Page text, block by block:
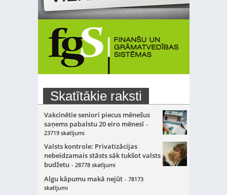
Skatītākie raksti
Vakcinētie seniori piecus mēnešus
saņems pabalstu 20 eiro mēnesī -
23719 skatījumi
Valsts kontrole: Privatizācijas
nebeidzamais stāsts sāk tukšot valsts
budžetu - 28778 skatījumi
Algu kāpumu makā nejūt - 78173
skatījumi